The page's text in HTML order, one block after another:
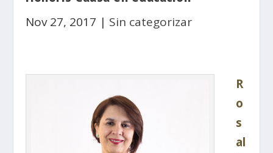
Nov 27, 2017 | Sin categorizar
R
o
s
al